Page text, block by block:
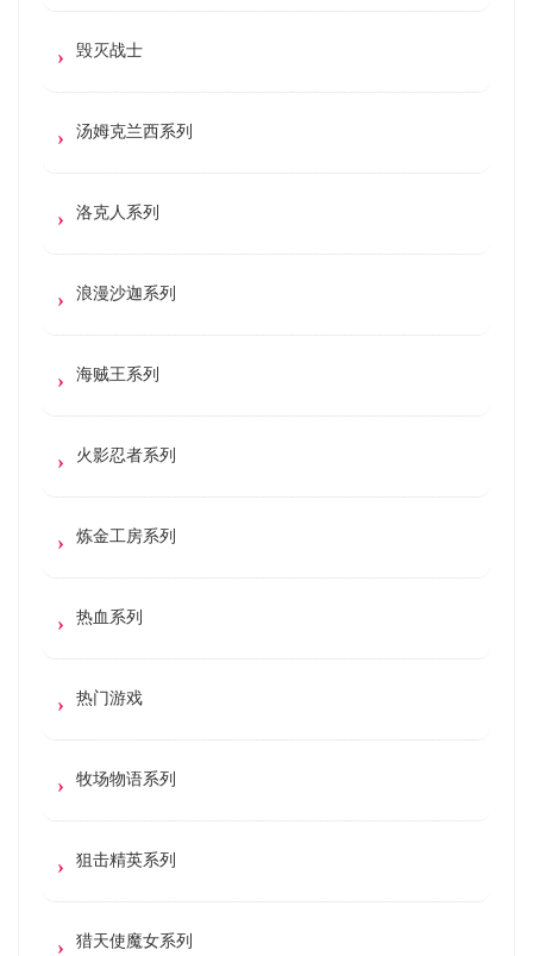
毁灭战士
汤姆克兰西系列
洛克人系列
浪漫沙迦系列
海贼王系列
火影忍者系列
炼金工房系列
热血系列
热门游戏
牧场物语系列
狙击精英系列
猎天使魔女系列